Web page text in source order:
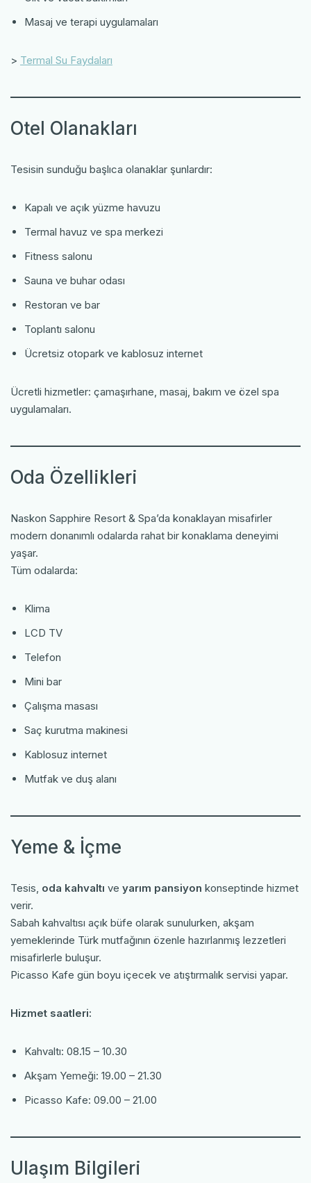
Masaj ve terapi uygulamaları
> Termal Su Faydaları
Otel Olanakları
Tesisin sunduğu başlıca olanaklar şunlardır:
Kapalı ve açık yüzme havuzu
Termal havuz ve spa merkezi
Fitness salonu
Sauna ve buhar odası
Restoran ve bar
Toplantı salonu
Ücretsiz otopark ve kablosuz internet
Ücretli hizmetler: çamaşırhane, masaj, bakım ve özel spa
uygulamaları.
Oda Özellikleri
Naskon Sapphire Resort & Spa’da konaklayan misafirler
modern donanımlı odalarda rahat bir konaklama deneyimi
yaşar.
Tüm odalarda:
Klima
LCD TV
Telefon
Mini bar
Çalışma masası
Saç kurutma makinesi
Kablosuz internet
Mutfak ve duş alanı
Yeme & İçme
Tesis, oda kahvaltı ve yarım pansiyon konseptinde hizmet
verir.
Sabah kahvaltısı açık büfe olarak sunulurken, akşam
yemeklerinde Türk mutfağının özenle hazırlanmış lezzetleri
misafirlerle buluşur.
Picasso Kafe gün boyu içecek ve atıştırmalık servisi yapar.
Hizmet saatleri:
Kahvaltı: 08.15 – 10.30
Akşam Yemeği: 19.00 – 21.30
Picasso Kafe: 09.00 – 21.00
Ulaşım Bilgileri